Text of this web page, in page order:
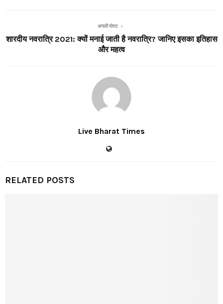
अगली पोस्ट
शारदीय नवरात्रि 2021: क्यों मनाई जाती है नवरात्रि? जानिए इसका इतिहास
और महत्व
Live Bharat Times
RELATED POSTS